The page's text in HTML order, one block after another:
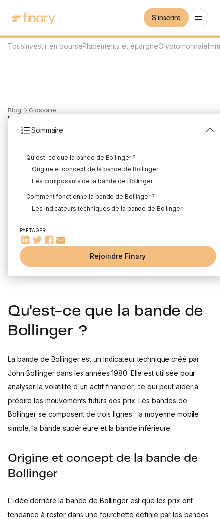
S'inscrire
Blog Glossaire
Sommaire
Qu'est-ce que la bande de Bollinger ?
Origine et concept de la bande de Bollinger
Les composants de la bande de Bollinger
Comment fonctionne la bande de Bollinger ?
Les indicateurs techniques de la bande de Bollinger
Stratégies de trading avec la bande de Bollinger
Avantages et inconvénients de la bande de Bollinger
PARTAGER
Rejoindre Finary
8
Rédigé parMounir Laggoune Édité par
Dans le monde du trading, de nombreux outils et indicateurs
décisions éclairées. La bande de Bollinger est l'un de ces
outils largement utilisés et étudiés. Dans cet article, nous
explorerons la définition, le fonctionnement et l'utilisation de la
Qu'est-ce que la bande de
Bollinger ?
La bande de Bollinger est un indicateur technique créé par
John Bollinger dans les années 1980. Elle est utilisée pour
analyser la volatilité d'un actif financier, ce qui peut aider à
prédire les mouvements futurs des prix. Les bandes de
Bollinger se composent de trois lignes : la moyenne mobile
simple, la bande supérieure et la bande inférieure.
Origine et concept de la bande de
Bollinger
L'idée derrière la bande de Bollinger est que les prix ont
tendance à rester dans une fourchette définie par les bandes
TousInvestir en boursePlacements et épargneCryptomonnaie